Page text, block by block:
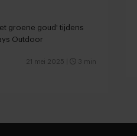
groene goud' tijdens
Outdoor
21 mei 2025 3 min